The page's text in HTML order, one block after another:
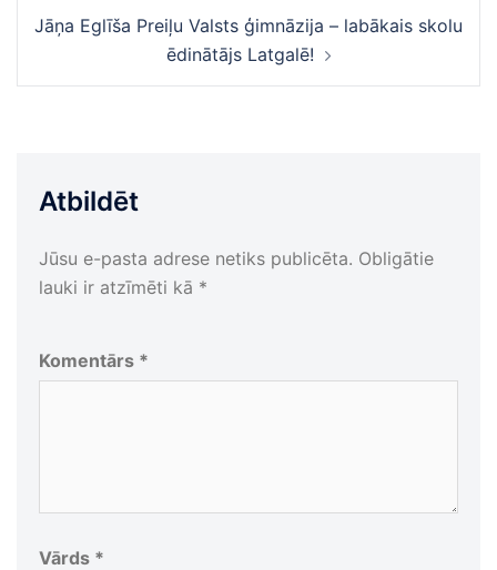
Jāņa Eglīša Preiļu Valsts ģimnāzija – labākais skolu
ēdinātājs Latgalē!
Atbildēt
Jūsu e-pasta adrese netiks publicēta. Obligātie
lauki ir atzīmēti kā *
Komentārs *
Vārds *